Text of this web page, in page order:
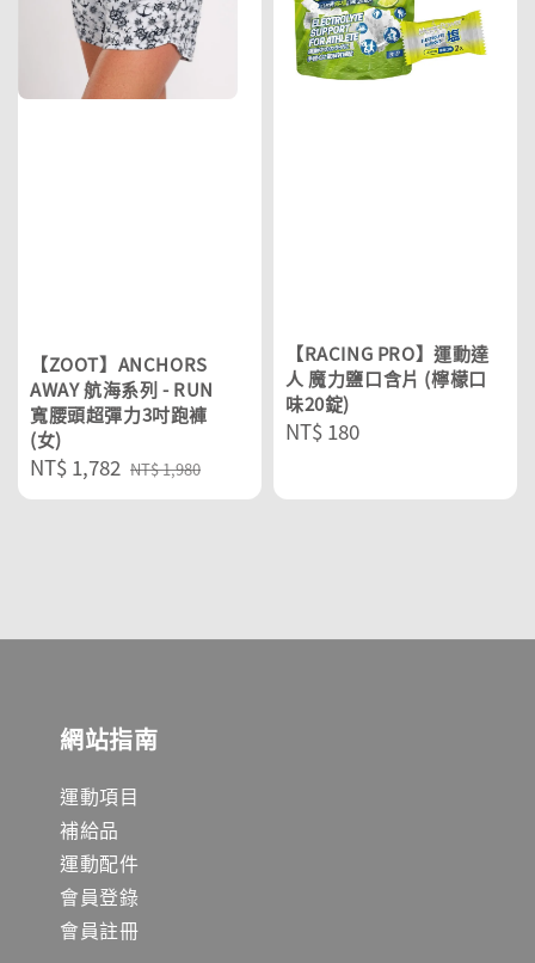
【ZOOT】ANCHORS
AWAY 航海系列 - RUN
寬腰頭超彈力3吋跑褲
(女)
Sale
price
NT$ 1,782 Regular
price
NT$ 1,980
【RACING PRO】運動達
人 魔力鹽口含片 (檸檬口
味20錠)
Regular
NT$ 180
網站指南
運動項目
補給品
運動配件
會員登錄
會員註冊